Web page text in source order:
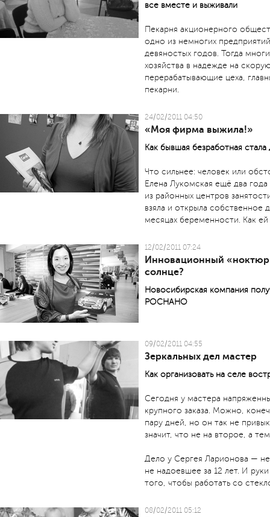
все вместе и выживали
Пекарня акционерного
одно из немногих
девяностых годов. Тогда
хозяйства в надежде на
перерабатывающие цеха,
пекарни.
24/02/2011 04:50
«Моя фирма выжила!»
Как бывшая безработная
Что сильнее: человек или
Елена Лукомская ещё два
из районных центров
взяла и открыла собственное
месяцах беременности. Как ей
12/02/2011 07:24
Инновационный
солнце?
Новосибирская компания
РОСНАНО
09/02/2011 04:55
Зеркальных дел мастер
Как организовать на селе
Сегодня у мастера
крупного заказа. Можно,
пару дней, но он так не
значит, что не на второе, а
Дело у Сергея Ларионова —
не надоевшее за 12 лет. И
того, чтобы работать со
08/02/2011 05:12